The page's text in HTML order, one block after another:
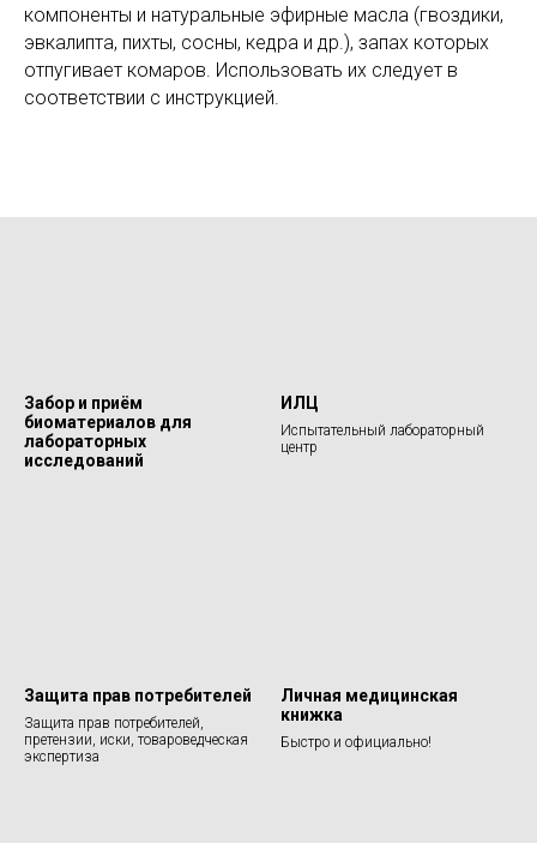
компоненты и натуральные эфирные масла (гвоздики,
эвкалипта, пихты, сосны, кедра и др.), запах которых
отпугивает комаров. Использовать их следует в
соответствии с инструкцией.
Забор и приём
биоматериалов для
лабораторных
исследований
ИЛЦ
Испытательный лабораторный
центр
Защита прав потребителей
Защита прав потребителей,
претензии, иски, товароведческая
экспертиза
Личная медицинская
книжка
Быстро и официально!